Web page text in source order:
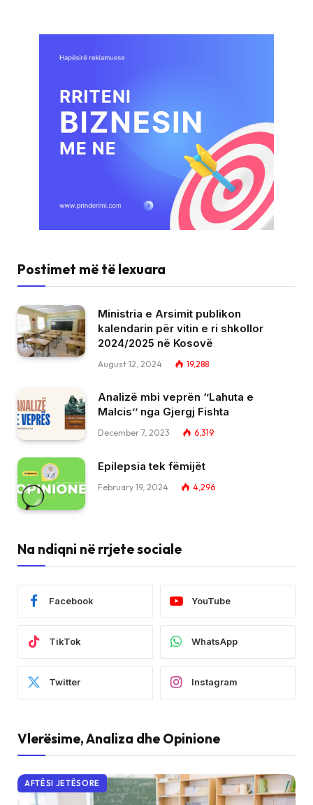
Postimet më të lexuara
Ministria e Arsimit publikon
kalendarin për vitin e ri shkollor
2024/2025 në Kosovë
August 12, 2024 19,288
Analizë mbi veprën ‘’Lahuta e
Malcis’’ nga Gjergj Fishta
December 7, 2023 6,319
Epilepsia tek fëmijët
February 19, 2024 4,296
Na ndiqni në rrjete sociale
Facebook YouTube
TikTok WhatsApp
Twitter Instagram
Vlerësime, Analiza dhe Opinione
AFTËSI JETËSORE